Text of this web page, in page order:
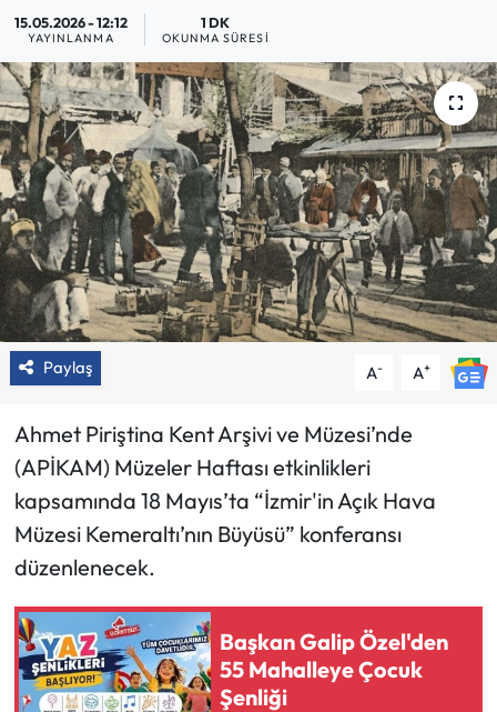
15.05.2026 - 12:12
YAYINLANMA
1 DK
OKUNMA SÜRESI
Paylaş A- A+
Ahmet Piriştina Kent Arşivi ve Müzesi’nde
(APİKAM) Müzeler Haftası etkinlikleri
kapsamında 18 Mayıs’ta “İzmir'in Açık Hava
Müzesi Kemeraltı’nın Büyüsü” konferansı
düzenlenecek.
Başkan Galip Özel'den
55 Mahalleye Çocuk
Şenliği